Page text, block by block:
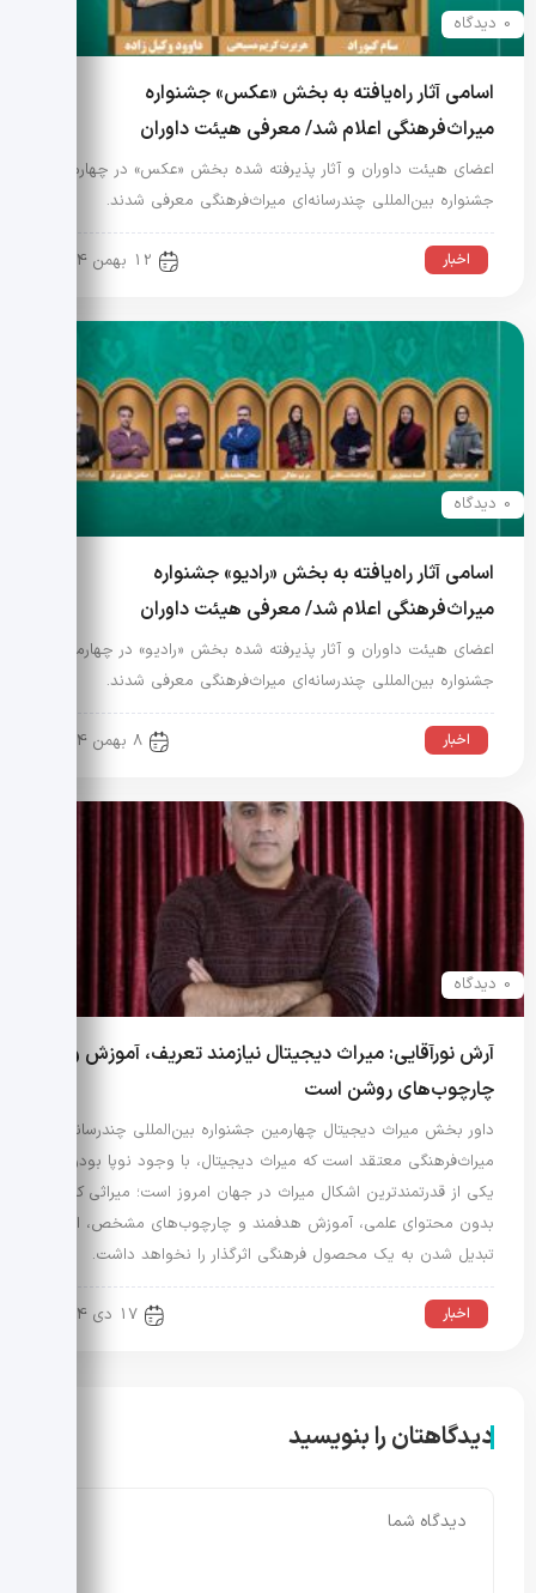
0 دیدگاه
اسامی آثار راه‌یافته به بخش «عکس» جشنواره
میراث‌فرهنگی اعلام شد/ معرفی هیئت داوران
اعضای هیئت داوران و آثار پذیرفته شده بخش «عکس» در چهارمین
جشنواره بین‌المللی چندرسانه‌ای میراث‌فرهنگی معرفی شدند.
اخبار 12 بهمن 1404
0 دیدگاه
اسامی آثار راه‌یافته به بخش «رادیو» جشنواره
میراث‌فرهنگی اعلام شد/ معرفی هیئت داوران
اعضای هیئت داوران و آثار پذیرفته شده بخش «رادیو» در چهارمین
جشنواره بین‌المللی چندرسانه‌ای میراث‌فرهنگی معرفی شدند.
اخبار 8 بهمن 1404
0 دیدگاه
آرش نورآقایی: میراث دیجیتال نیازمند تعریف، آموزش و
چارچوب‌های روشن است
داور بخش میراث دیجیتال چهارمین جشنواره بین‌المللی چندرسانه‌ای
میراث‌فرهنگی معتقد است که میراث دیجیتال، با وجود نوپا بودن،
یکی از قدرتمندترین اشکال میراث در جهان امروز است؛ میراثی که
بدون محتوای علمی، آموزش هدفمند و چارچوب‌های مشخص، امکان
تبدیل شدن به یک محصول فرهنگی اثرگذار را نخواهد داشت.
اخبار 17 دی 1404
دیدگاهتان را بنویسید